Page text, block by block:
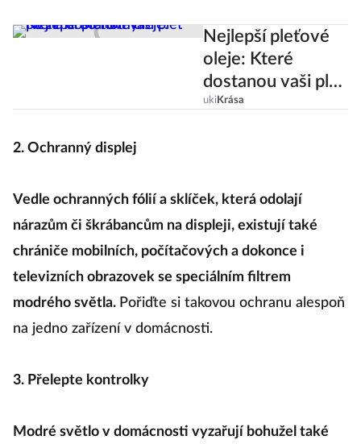
Nejlepší pleťové
oleje: Které
dostanou vaši pleť
po zimě do formy?
uki Krása
2. Ochranný displej
Vedle ochranných fólií a sklíček, která odolají
nárazům či škrábancům na displeji, existují také
chrániče mobilních, počítačových a dokonce i
televizních obrazovek se speciálním filtrem
modrého světla. Pořiďte si takovou ochranu alespoň
na jedno zařízení v domácnosti.
3. Přelepte kontrolky
Modré světlo v domácnosti vyzařují bohužel také